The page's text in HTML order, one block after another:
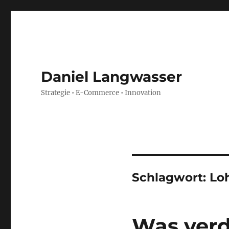
Daniel Langwasser
Strategie • E-Commerce • Innovation
Schlagwort: